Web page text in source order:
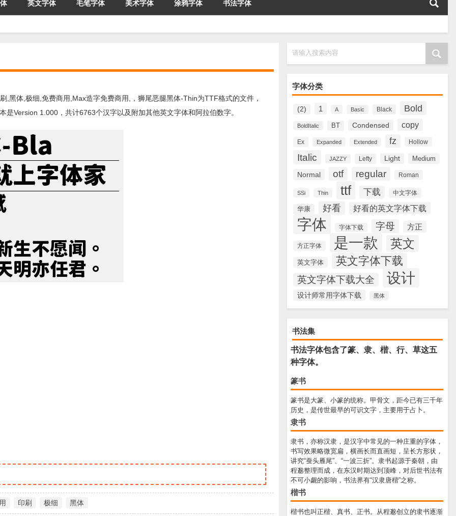
英文字体 毛笔字体 美术字体 涂鸦字体 书法字体
请输入搜索内容
字体分类
(2) 1 A Basic Black Bold
BoldItalic BT Condensed copy
Ex Expanded Extended fz Hollow
Italic JAZZY Lefty Light Medium
Normal otf regular Roman
SSi Thin ttf 下载 中文字体
华康 好看 好看的英文字体下载
字体 字体下载 字母 方正
方正字体 是一款 英文
英文字体 英文字体下载
英文字体下载大全 设计
设计师常用字体下载 黑体
书法集
书法字体包含了篆、隶、楷、行、草这五
种字体。
篆书
篆书是大篆、小篆的统称。甲骨文，距今已有三千年
历史，是传世最早的可识文字，主要用于占卜。
隶书
隶书，亦称汉隶，是汉字中常见的一种庄重的字体，
书写效果略微宽扁，横画长而直画短，呈长方形状，
讲究“蚕头雁尾”、“一波三折”。隶书起源于秦朝，由
程邈整理而成，在东汉时期达到顶峰，对后世书法有
不可小觑的影响，书法界有“汉隶唐楷”之称。
楷书
楷书也叫正楷、真书、正书。从程邈创立的隶书逐渐
黑体,极细,免费商用,Max造字免费商用,，狮尾恶腿黑体-Thin为TTF格式的文件，
Version 1.000，共计6763个汉字以及附加其他英文字体和阿拉伯数字。
印刷 极细 黑体